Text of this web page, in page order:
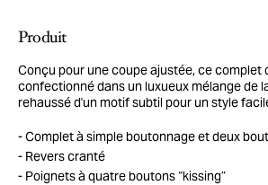
Produit
Conçu pour une coupe ajustée, ce complet
confectionné dans un luxueux mélange de
rehaussé d'un motif subtil pour un style
Complet à simple boutonnage et deux
Revers cranté
Poignets à quatre boutons “kissing”